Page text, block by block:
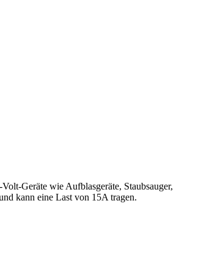
Geräte wie Aufblasgeräte, Staubsauger,
kann eine Last von 15A tragen.